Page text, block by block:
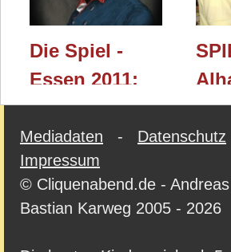
/ Essen 2023
Die Spiel -
Essen 2011:
Friedrich
(histogame)
Mediadaten - Datenschutz
Impressum
© Cliquenabend.de -
Bastian Karweg 2005 - 2026